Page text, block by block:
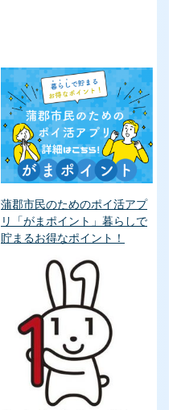
蒲郡市民のためのポイ活アプ
リ「がまポイント」暮らしで
貯まるお得なポイント！